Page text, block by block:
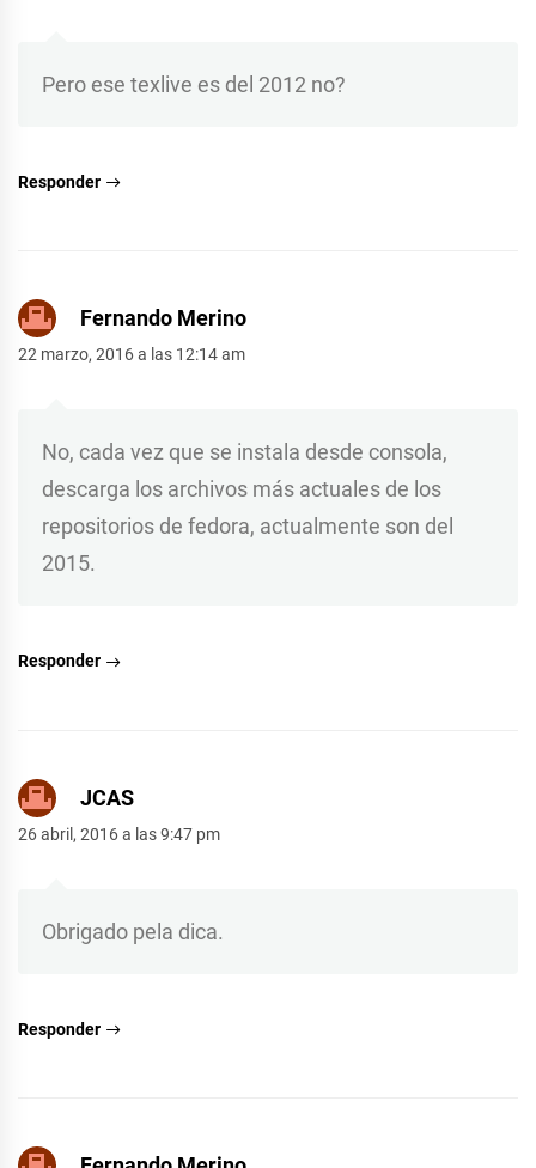
Pero ese texlive es del 2012 no?
Responder
Fernando Merino
22 marzo, 2016 a las 12:14 am
No, cada vez que se instala desde consola,
descarga los archivos más actuales de los
repositorios de fedora, actualmente son del
2015.
Responder
JCAS
26 abril, 2016 a las 9:47 pm
Obrigado pela dica.
Responder